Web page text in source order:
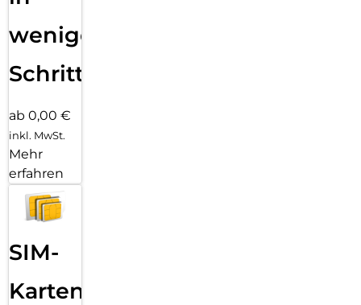
wenigen
Schritten
ab 0,00 €
inkl. MwSt.
Mehr
erfahren
SIM-
Karten